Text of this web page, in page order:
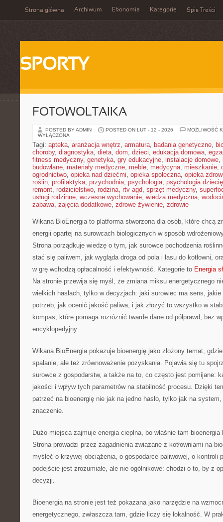
Strona główna Archiwum Ekonomia Kategorie Spis Treści
SPORTY
FOTOWOLTAIKA
POSTED BY ADMIN POSTED ON LUT - 12 - 2026
MOŻLIWOŚĆ
WYŁĄCZONA
Tagi: apteka, aranżacja wnętrz, armatura, badania genetyczne,
choroby, diagnostyka, dieta, dom, dzieci, edukacja domowa,
fitness medyczny, genetyka, gry edukacyjne, instalacje domowe,
budowlane, materiały medyczne, meble, medycyna, mieszkanie,
ogrodnictwo, opieka nad dziećmi, opieka społeczna, opieka
roślin, profilaktyka, przychodnia, psychologia, psychologia
remont, rodzicielstwo, rodzina, rtv agd, sprzęt medyczny,
usługi rodzinne, wczesne wychowanie, wiedza medyczna,
zabawa, zajęcia dodatkowe, zdrowe żywienie, zdrowie
Wikana BioEnergia to platforma stworzona dla osób, które chcą
energii opartej na surowcach biologicznych w sposób
Strona porządkuje wiedzę o tym, jak surowce pochodzenia
stać się paliwem, jak wygląda droga od pola i lasu do kotłowni,
w grę wchodzą opłacalność i efektywność. Kategorie to Energia
Na stronie przewija się myśl, że zmiana miksu energetycznego
wielkich hasłach, tylko w decyzjach: jaki surowiec ma sens,
potrzeb, jak ocenić jakość paliwa, i jak złożyć to wszystko w
kompas, które pomaga rozróżnić twarde dane od półprawd, bez
encyklopedyjny.
Wikana BioEnergia pokazuje bioenergię jako złożony temat,
spalanie, ale też zrównoważenie pozyskania. Pojawia się tu
surowce z gospodarstw, a także na to, co często jest pomijane:
jakości i wpływ tych parametrów na stabilność procesu. Dzięki
patrzeć na bioenergię nie jak na jedno hasło, tylko jak na
znaczenie.
Dużo miejsca zajmuje energia cieplna, bo właśnie tam
Strona prowadzi przez zagadnienia związane z kotłowniami na
myśleć o krzywej obciążenia, o gospodarce paliwowej, o kontroli
podejście jest zrozumiałe, ale nie ogólnikowe: chodzi o to, by z
decyzji.
Bioenergia na stronie jest też pokazana jako narzędzie na
energetycznego, zwłaszcza tam, gdzie liczy się lokalność. W